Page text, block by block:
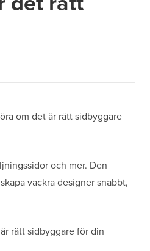
om det är rätt sidbyggare
och mer. Den
vackra designer snabbt,
rätt sidbyggare för din